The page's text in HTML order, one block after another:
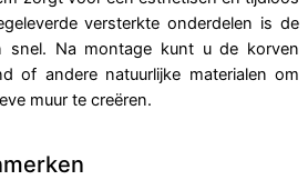
versterkte onderdelen is de
snel. Na montage kunt u de korven
of andere natuurlijke materialen om
muur te creëren.